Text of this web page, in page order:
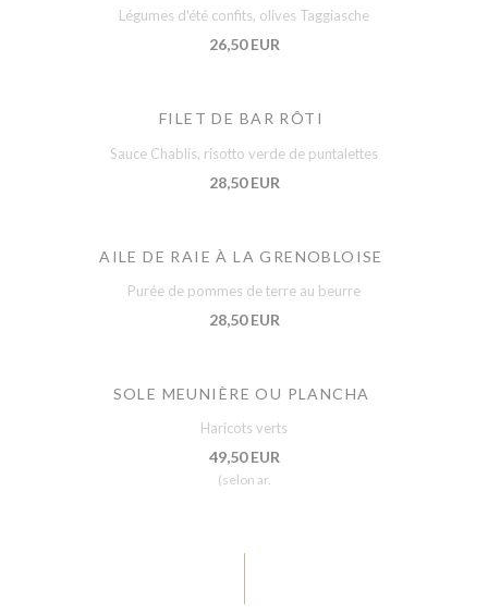
Légumes d'été confits, olives Taggiasche
26,50 EUR
FILET DE BAR RÔTI
Sauce Chablis, risotto verde de puntalettes
28,50 EUR
AILE DE RAIE À LA GRENOBLOISE
Purée de pommes de terre au beurre
28,50 EUR
SOLE MEUNIÈRE OU PLANCHA
Haricots verts
49,50 EUR
(selon ar.